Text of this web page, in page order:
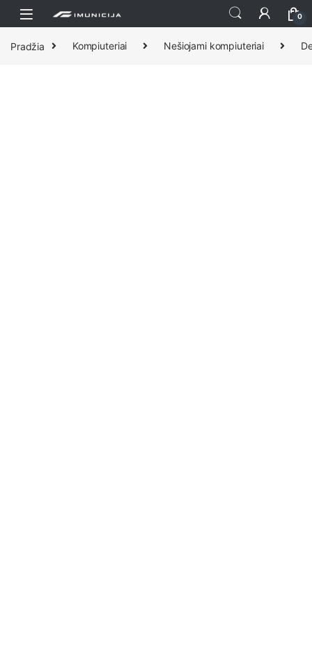
Praleisti ir pereiti prie navigacijos
Pereiti prie turinio
0
Pradžia Kompiuteriai Nešiojami kompiuteriai